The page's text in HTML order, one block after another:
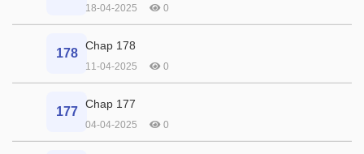
18-04-2025 0
178
Chap 178
11-04-2025 0
177
Chap 177
04-04-2025 0